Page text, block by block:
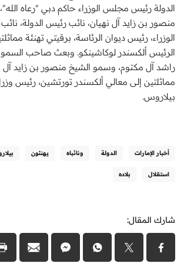
الدولة رئيس مجلس الوزراء حاكم دبي "رعاه
منصور بن زايد آل نهيان، نائب رئيس الدولة،
الوزراء، رئيس ديوان الرئاسة، برقيتي تهنئة
الرئيس ألكسندر لوكاشينكو. وبعث صاحب
راشد آل مكتوم، وسمو الشيخ منصور بن زايد آل
مماثلتين إلى معالي ألكسندر تورتشين، رئيس
بيلاروس.
أخبار الإمارات الدولة ونائباه يهنئون
استقلال بلاده
شارك المقال: